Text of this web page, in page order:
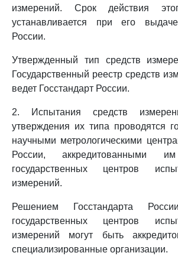
измерений. Срок действия
устанавливается при его
России.
Утвержденный тип средств
Государственный реестр средств
ведет Госстандарт России.
2. Испытания средств
утверждения их типа проводятся
научными метрологическими
России, аккредитованными
государственных центров
измерений.
Решением Госстандарта
государственных центров
измерений могут быть
специализированные организации.